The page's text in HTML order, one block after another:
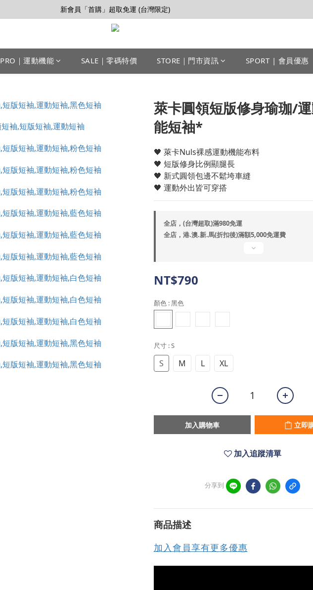
【會員推薦賞】推薦好朋友，拿100購物金
新會員「首購」超取免運 (台灣限定)
加入LINE好友>連結會員>領50元折價券
【會員推薦賞】推薦好朋友，拿100購物金
PRO｜運動機能 SALE｜零碼特價 STORE｜門市資訊 SPORT | 會員優惠
萊卡圓領短版修身瑜珈/
能短袖*
🖤 萊卡Nuls裸感運動機能布料
🖤 短版修身比例顯腿長
🖤 新式圓領包邊不鬆垮車縫
🖤 運動外出皆可穿搭
全店，(台灣超取)滿980免運
全店，港.澳.新.馬(折扣後)滿額5,000免運費
NT$790
顏色 : 黑色
尺寸 : S
S M L XL
加入購物車 立即
加入追蹤清單
分享到
商品描述
加入會員享有更多優惠